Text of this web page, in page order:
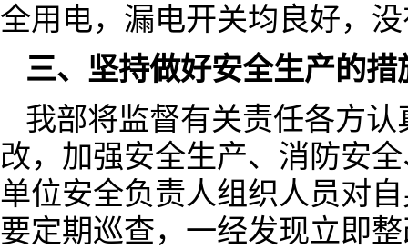
全用电，漏电开关均良好，
三、坚持做好安全生产的措
我部将监督有关责任各方
改，加强安全生产、消防安
单位安全负责人组织人员对
要定期巡查，一经发现立即